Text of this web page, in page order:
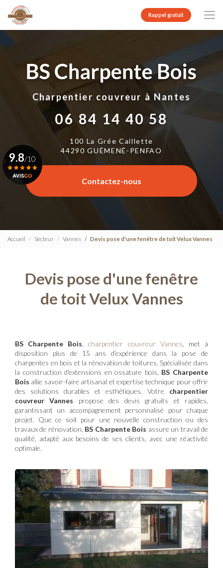
contenu
principal
Rappel gratuit
Charpentier couvreur à Nantes
06 84 14 40 58
100 La Grée Caillette
44290 GUÉMENÉ-PENFAO
Contactez-nous
9.8/10
Voir le certificat
Accueil Secteur Vannes Devis pose d'une fenêtre de toit Velux Vannes
Devis pose d'une fenêtre
de toit Velux Vannes
BS Charpente Bois ,charpentier couvreur Vannes , met à
disposition plus de 15 ans d’expérience dans la pose de
charpentes en bois et la rénovation de toitures. Spécialisée dans
la construction d'extensions en ossature bois, BS Charpente
Bois allie savoir-faire artisanal et expertise technique pour offrir
des solutions durables et esthétiques. Votre charpentier
couvreur Vannes propose des devis gratuits et rapides,
garantissant un accompagnement personnalisé pour chaque
projet. Que ce soit pour une nouvelle construction ou des
travaux de rénovation, BS Charpente Bois assure un travail de
qualité, adapté aux besoins de ses clients, avec une réactivité
optimale.